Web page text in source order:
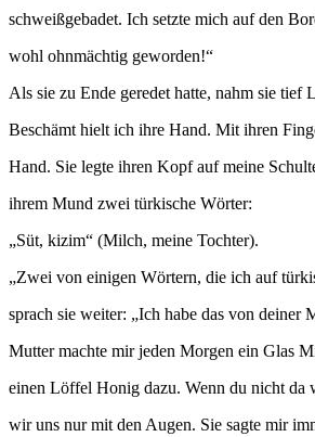
schweißgebadet. Ich setzte mich auf den
wohl ohnmächtig geworden!“
Als sie zu Ende geredet hatte, nahm sie tief
Beschämt hielt ich ihre Hand. Mit ihren
Hand. Sie legte ihren Kopf auf meine
ihrem Mund zwei türkische Wörter:
„Süt, kizim“ (Milch, meine Tochter).
„Zwei von einigen Wörtern, die ich auf
sprach sie weiter: „Ich habe das von deiner
Mutter machte mir jeden Morgen ein Glas
einen Löffel Honig dazu. Wenn du nicht da
wir uns nur mit den Augen. Sie sagte mir